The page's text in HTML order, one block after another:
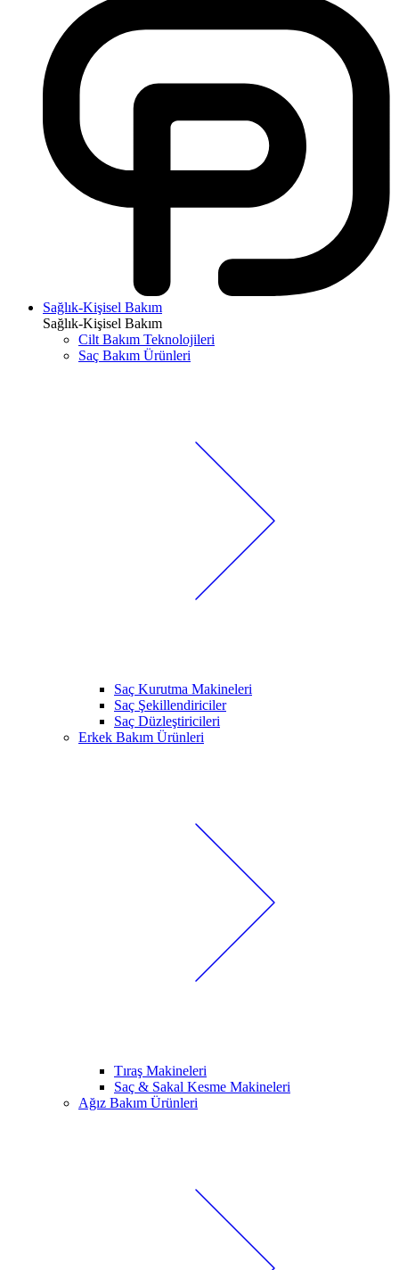
Sağlık-Kişisel Bakım
Sağlık-Kişisel Bakım
Cilt Bakım Teknolojileri
Saç Bakım Ürünleri
Saç Kurutma Makineleri
Saç Şekillendiriciler
Saç Düzleştiricileri
Erkek Bakım Ürünleri
Tıraş Makineleri
Saç & Sakal Kesme Makineleri
Ağız Bakım Ürünleri